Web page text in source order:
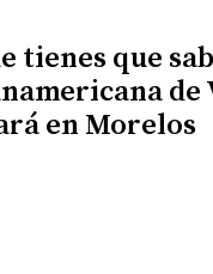
tienes que
de
en Morelos